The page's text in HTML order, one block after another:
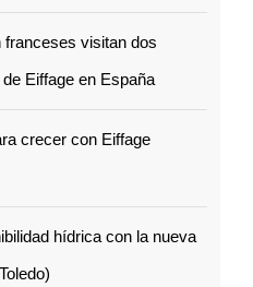
visitan dos
Eiffage en España
crecer con Eiffage
hídrica con la nueva